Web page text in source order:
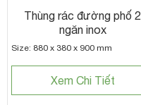
Thùng rác đường phố 2
ngăn inox
Size: 880 x 380 x 900 mm
Xem Chi Tiết